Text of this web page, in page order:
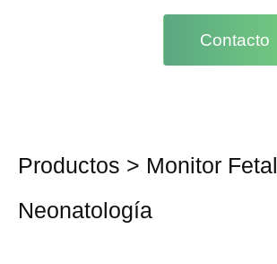
Contacto
Productos > Monitor Fetal
Neonatología